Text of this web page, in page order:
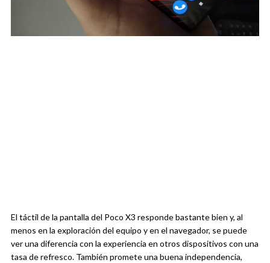
El táctil de la pantalla del Poco X3 responde bastante bien y, al
menos en la exploración del equipo y en el navegador, se puede
ver una diferencia con la experiencia en otros dispositivos con una
tasa de refresco. También promete una buena independencia,